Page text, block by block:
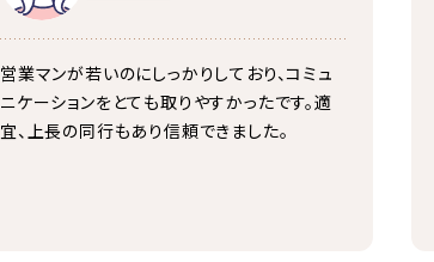
営業マンが若いのにしっかりしており、コミュ
ニケーションをとても取りやすかったです。適
宜、上長の同行もあり信頼できました。